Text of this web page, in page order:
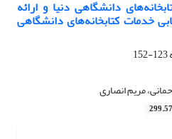
دانشگاهی دنیا و ارائه
خدمات کتابخانه‌های دانشگاهی
123-152
مریم انصاری